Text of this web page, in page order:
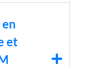
et